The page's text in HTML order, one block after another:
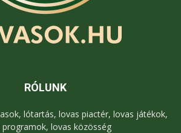
RÓLUNK
lótartás, lovas piactér, lovas játékok,
programok, lovas közösség